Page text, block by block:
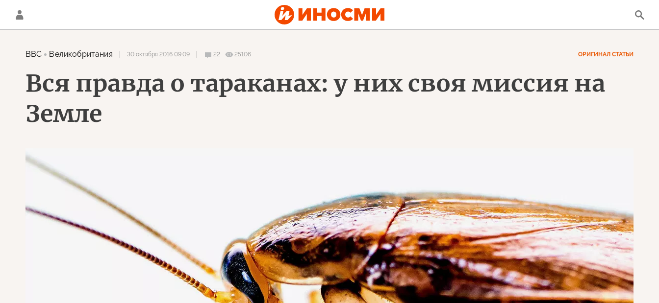
BBC Великобритания 30 октября 2016 09:09 22 25106 ОРИГИНАЛ СТАТЬИ
Вся правда о тараканах: у них своя миссия на
Земле